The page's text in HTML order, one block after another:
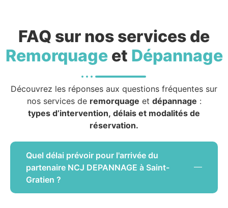
FAQ sur nos services de
Remorquageet Dépannage
Découvrez les réponses aux questions fréquentes sur
nos services de remorquage et dépannage :
types d’intervention, délais et modalités de
réservation.
Quel délai prévoir pour l'arrivée du
partenaire NCJ DEPANNAGE à Saint-
Gratien ?